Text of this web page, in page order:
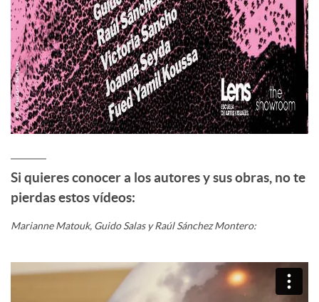
Si quieres conocer a los autores y sus obras, no te
pierdas estos vídeos:
Marianne Matouk, Guido Salas y Raúl Sánchez Montero: